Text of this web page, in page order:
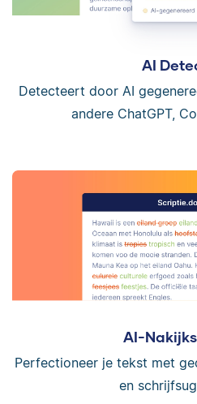
AI
Detecteert door AI
andere ChatGPT,
AI-
Perfectioneer je tekst met
en